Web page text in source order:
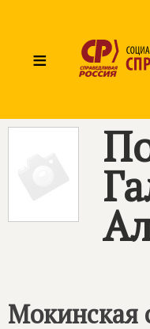
≡
Мокинская